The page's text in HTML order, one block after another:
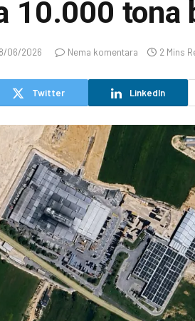
10.000 tona
06/2026 Nema komentara 2 Mins
Twitter LinkedIn